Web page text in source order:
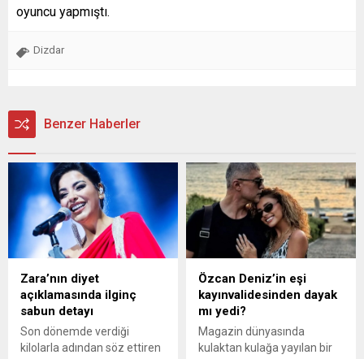
oyuncu yapmıştı.
Dizdar
Benzer Haberler
Zara’nın diyet
açıklamasında ilginç
sabun detayı
Son dönemde verdiği
kilolarla adından söz ettiren
Özcan Deniz’in eşi
kayınvalidesinden dayak
mı yedi?
Magazin dünyasında
kulaktan kulağa yayılan bir